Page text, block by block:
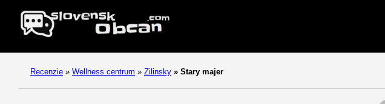
Recenzie » Wellness centrum » Zilinsky » Stary majer